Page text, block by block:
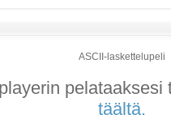
ASCII-laskettelupeli
täältä.